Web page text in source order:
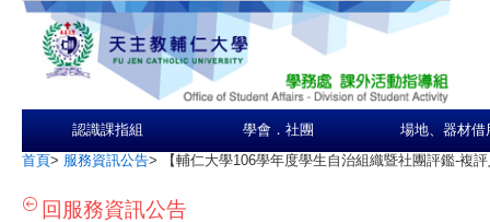
認識課指組 學會．社團 場地、器材借
首頁> 服務資訊公告> 【輔仁大學106學年度學生自治組織暨社團評鑑-複
回服務資訊公告